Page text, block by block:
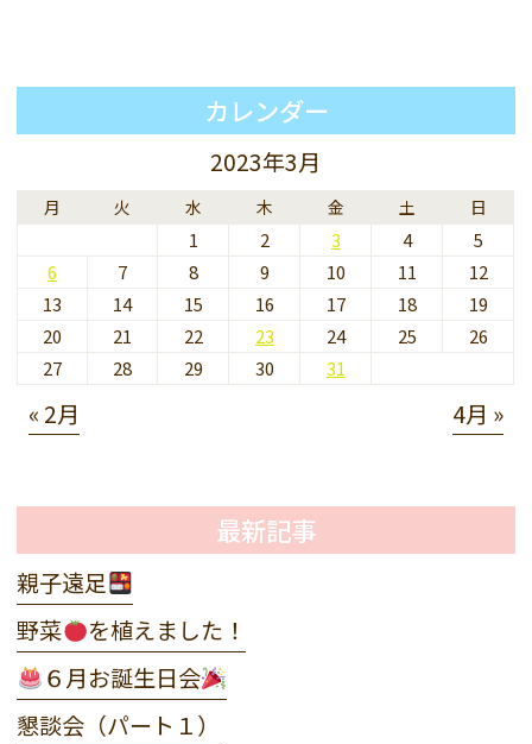
カレンダー
2023年3月
月 火 水 木 金 土 日
1 2 3 4
5
6
7 8 9 10 11
12
13
14 15 16 17 18
19
20
21 22 23 24 25
26
27
28 29 30 31
« 2月 4月 »
最新記事
親子遠足
野菜
を植えました！
６月お誕生日会
懇談会（パート１）